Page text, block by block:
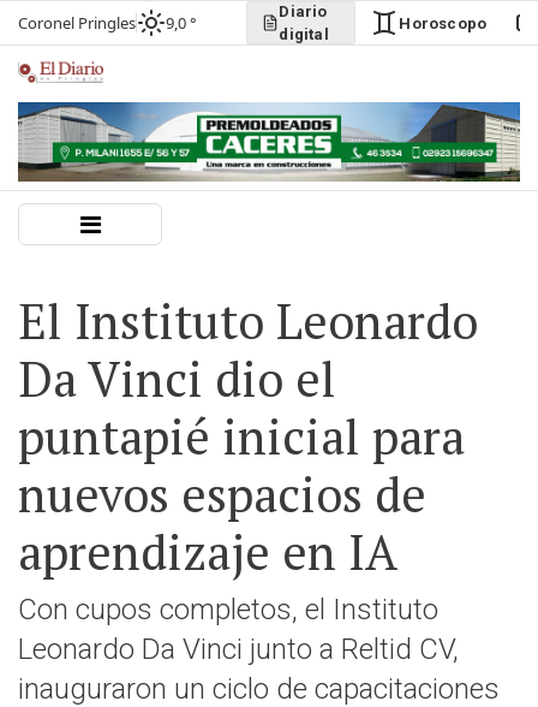
Coronel Pringles 9,0 °
Diario
digital
Horoscopo
El Instituto Leonardo
Da Vinci dio el
puntapié inicial para
nuevos espacios de
aprendizaje en IA
Con cupos completos, el Instituto
Leonardo Da Vinci junto a Reltid CV,
inauguraron un ciclo de capacitaciones